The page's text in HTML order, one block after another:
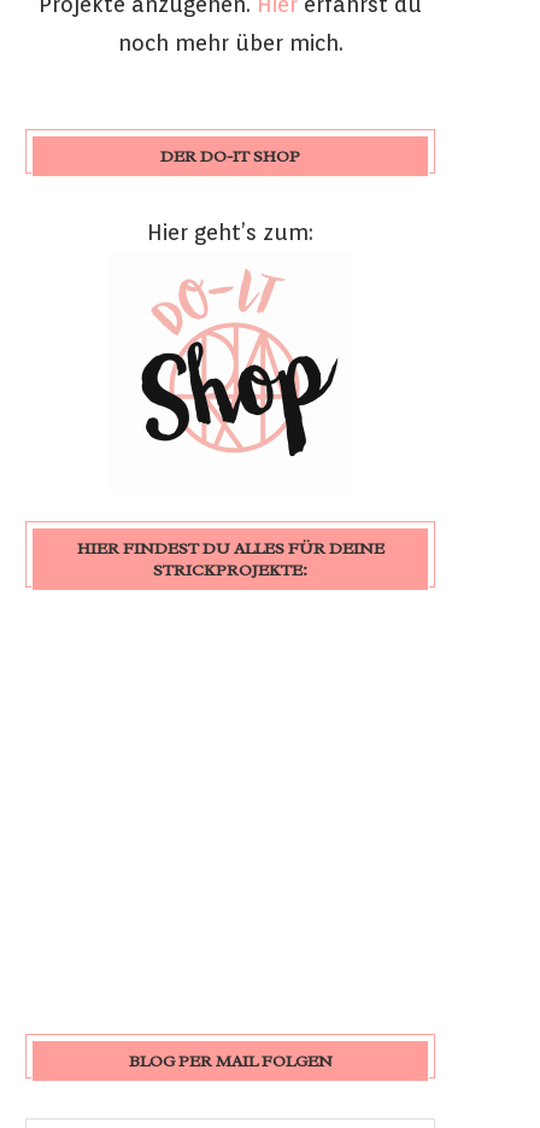
noch mehr über mich.
DER DO-IT SHOP
Hier geht’s zum:
HIER FINDEST DU ALLES FÜR DEINE
STRICKPROJEKTE:
BLOG PER MAIL FOLGEN